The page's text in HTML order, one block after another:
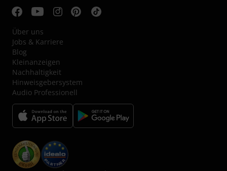
Über uns
Jobs & Karriere
Blog
Kleinanzeigen
Nachhaltigkeit
Hinweisgebersystem
Audio Professionell